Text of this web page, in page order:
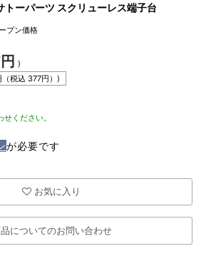
ーパーツ スクリューレス端子台
プン価格
円 )
（税込 377円）)
ください。
が必要です
お気に入り
についてのお問い合わせ